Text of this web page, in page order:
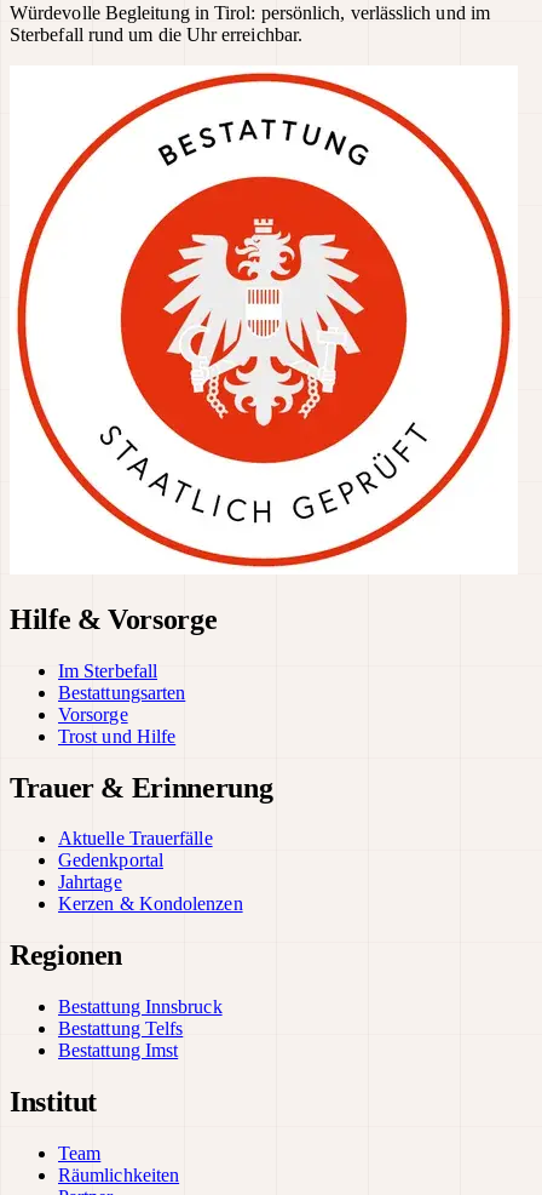
Würdevolle Begleitung in Tirol: persönlich, verlässlich und im
Sterbefall rund um die Uhr erreichbar.
Hilfe & Vorsorge
Im Sterbefall
Bestattungsarten
Vorsorge
Trost und Hilfe
Trauer & Erinnerung
Aktuelle Trauerfälle
Gedenkportal
Jahrtage
Kerzen & Kondolenzen
Regionen
Bestattung Innsbruck
Bestattung Telfs
Bestattung Imst
Institut
Team
Räumlichkeiten